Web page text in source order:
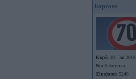
kaprons
Kopš: 20. Jan 2018
No: Salacgrīva
Ziņojumi: 5248